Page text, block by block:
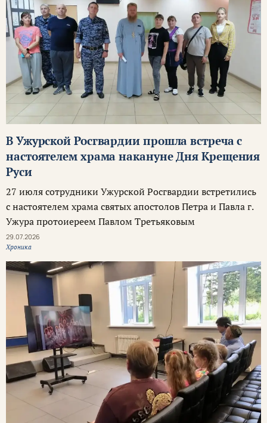
В Ужурской Росгвардии прошла встреча с
настоятелем храма накануне Дня Крещения
Руси
27 июля сотрудники Ужурской Росгвардии встретились
с настоятелем храма святых апостолов Петра и Павла г.
Ужура протоиереем Павлом Третьяковым
29.07.2026
Хроника